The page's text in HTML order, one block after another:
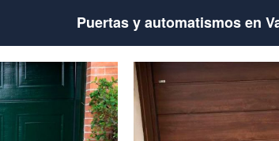
Puertas y automatismos en